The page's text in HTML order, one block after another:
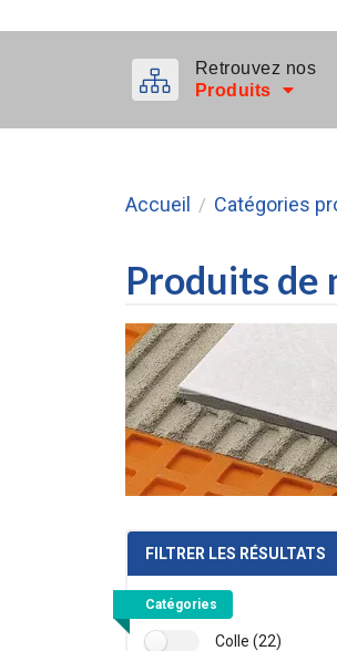
Retrouvez nos
Produits
Accueil / Catégories
Produits de
FILTRER LES RÉSULTATS
Catégories
Colle (22)